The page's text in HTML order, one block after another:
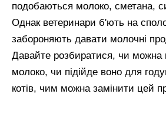
подобаються молоко, сметана,
Однак ветеринари б'ють на
забороняють давати молочні
Давайте розбиратися, чи можна
молоко, чи підійде воно для
котів, чим можна замінити цей